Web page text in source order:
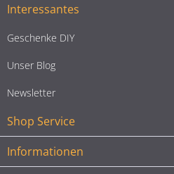
Interessantes
Geschenke DIY
Unser Blog
Newsletter
Shop Service
Informationen